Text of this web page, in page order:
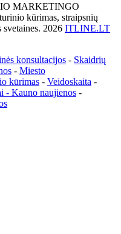
MARKETINGO
kūrimas, straipsnių
2026 ITLINE.LT
konsultacijos - Skaidrių
- Miesto
kūrimas - Veidoskaita -
- Kauno naujienos -